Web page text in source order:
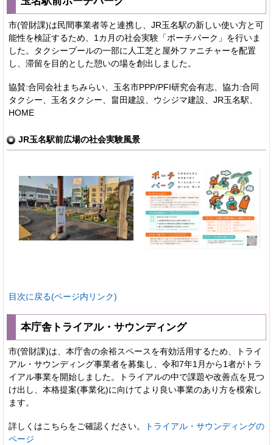
市(管財課)は民間事業者等と連携し、JR玉名駅の新しい使い方と可
能性を検証するため、1カ月の社会実験「ポーチパーク」を行いま
した。タクシープールの一部に人工芝と屋外ファニチャーを配置
し、滞留を目的とした憩いの場を創出しました。
協賛:合同会社まちみらい、玉名市PPP/PFI研究会有志、協力:合同
タクシー、玉名タクシー、畠田建設、ウシジマ建設、JR玉名駅、
HOME
JR玉名駅前広場の社会実験風景
目次に戻る(ページ内リンク)
本庁舎トライアル・サウンディング
市(管財課)は、本庁舎の余裕スペースを有効活用するため、トライ
アル・サウンディング事業者を募集し、令和7年1月から1者がトラ
イアル事業を開始しました。トライアルの中で課題や改善点を見つ
け出し、本格提案(事業化)に向けてより良い事業のあり方を模索し
ます。
詳しくはこちらをご確認ください。
トライアル・サウンディングの
ページ